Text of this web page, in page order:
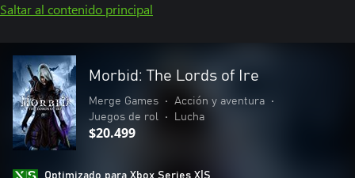
Saltar al contenido principal
Morbid: The Lords of Ire
Merge Games • Acción y aventura
•
Juegos de rol
• Lucha
$20.499
Optimizado para Xbox Series X|S